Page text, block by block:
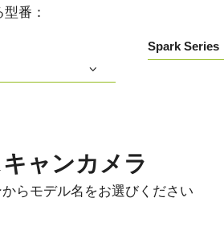
番：
Spark Series
ャンカメラ
からモデル名をお選びください